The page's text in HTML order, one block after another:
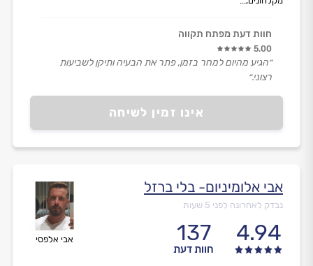
אינו זמין לשיחה
חוות דעת מפתח תקווה
5.00
״הגיע מהיום למחר בזמן, פתר את הבעיה ותיקן לשביעות
רצוני.״
אבי אלפסי
אבי אלומיניום- בלי ברזל
נבדק לאחרונה לפני 5 שעות
4.94
137
חוות דעת